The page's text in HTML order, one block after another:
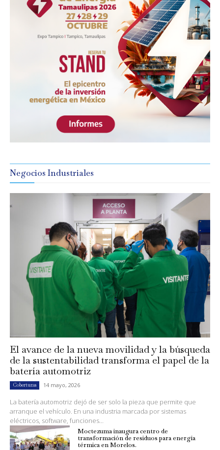
Negocios Industriales
El avance de la nueva movilidad y la búsqueda
de la sustentabilidad transforma el papel de la
batería automotriz
Coberturas 14 mayo, 2026
La batería automotriz dejó de ser solo la pieza que permite que
arranque el vehículo. En una industria marcada por sistemas
eléctricos, software, funciones...
Moctezuma inaugura centro de
transformación de residuos para energía
térmica en Morelos.